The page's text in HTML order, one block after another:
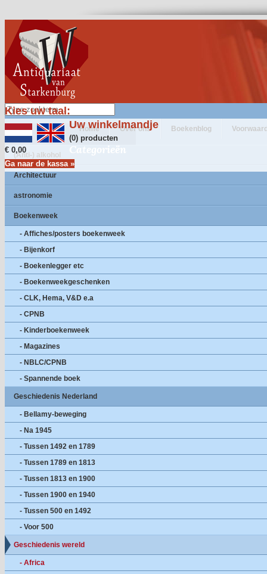
Kies uw taal:
Uw winkelmandje
(0) producten
€ 0,00
Ga naar de kassa »
Home Over ons Boekenblog
Categorieën
(Anti-) alkohol
Architectuur
astronomie
Boekenweek
- Affiches/posters boekenweek
- Bijenkorf
- Boekenlegger etc
- Boekenweekgeschenken
- CLK, Hema, V&D e.a
- CPNB
- Kinderboekenweek
- Magazines
- NBLC/CPNB
- Spannende boek
Geschiedenis Nederland
- Bellamy-beweging
- Na 1945
- Tussen 1492 en 1789
- Tussen 1789 en 1813
- Tussen 1813 en 1900
- Tussen 1900 en 1940
- Tussen 500 en 1492
- Voor 500
Geschiedenis wereld
- Africa